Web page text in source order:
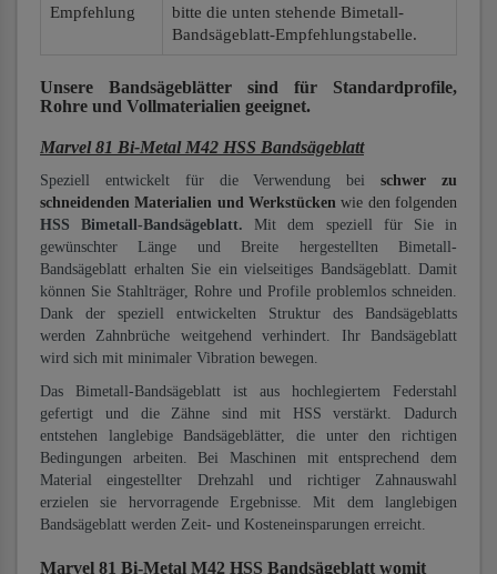
Empfehlung
bitte die unten stehende Bimetall-
Bandsägeblatt-Empfehlungstabelle.
Unsere Bandsägeblätter sind für Standardprofile,
Rohre und Vollmaterialien geeignet.
Marvel 81 Bi-Metal M42 HSS Bandsägeblatt
Speziell entwickelt für die Verwendung beischwer zu
schneidenden Materialien und Werkstücken wie den folgenden
HSS Bimetall-Bandsägeblatt. Mit dem speziell für Sie in
gewünschter Länge und Breite hergestellten Bimetall-
Bandsägeblatt erhalten Sie ein vielseitiges Bandsägeblatt. Damit
können Sie Stahlträger, Rohre und Profile problemlos schneiden.
Dank der speziell entwickelten Struktur des Bandsägeblatts
werden Zahnbrüche weitgehend verhindert. Ihr Bandsägeblatt
wird sich mit minimaler Vibration bewegen.
Das Bimetall-Bandsägeblatt ist aus hochlegiertem Federstahl
gefertigt und die Zähne sind mit HSS verstärkt. Dadurch
entstehen langlebige Bandsägeblätter, die unter den richtigen
Bedingungen arbeiten. Bei Maschinen mit entsprechend dem
Material eingestellter Drehzahl und richtiger Zahnauswahl
erzielen sie hervorragende Ergebnisse. Mit dem langlebigen
Bandsägeblatt werden Zeit- und Kosteneinsparungen erreicht.
Marvel 81 Bi-Metal M42 HSS Bandsägeblatt womit